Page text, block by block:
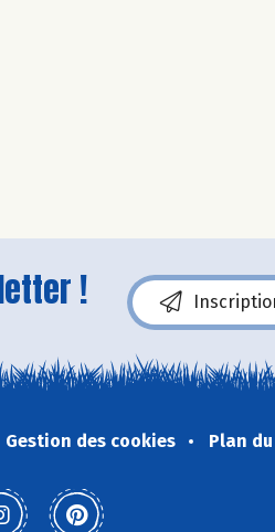
!
Gestion des cookies Plan